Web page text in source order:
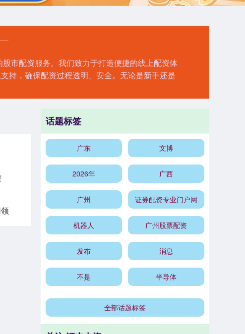
市配资服务。我们致力于打造便捷的线上配资体
持，确保配资过程透明、安全。无论是新手还是
话题标签
广东 文博
2026年 广西
广州 证券配资专业门户网
机器人 广州股票配资
发布 消息
不是 半导体
全部话题标签